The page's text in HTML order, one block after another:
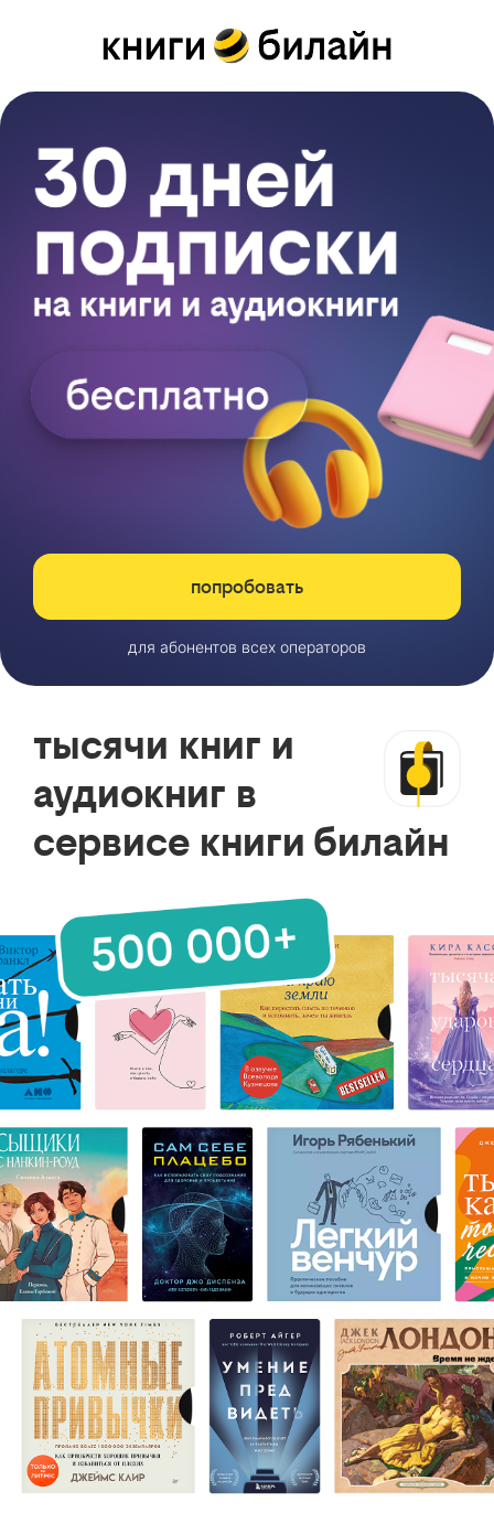
попробовать
для абонентов всех операторов
тысячи книг и
аудиокниг в
сервисе книги билайн